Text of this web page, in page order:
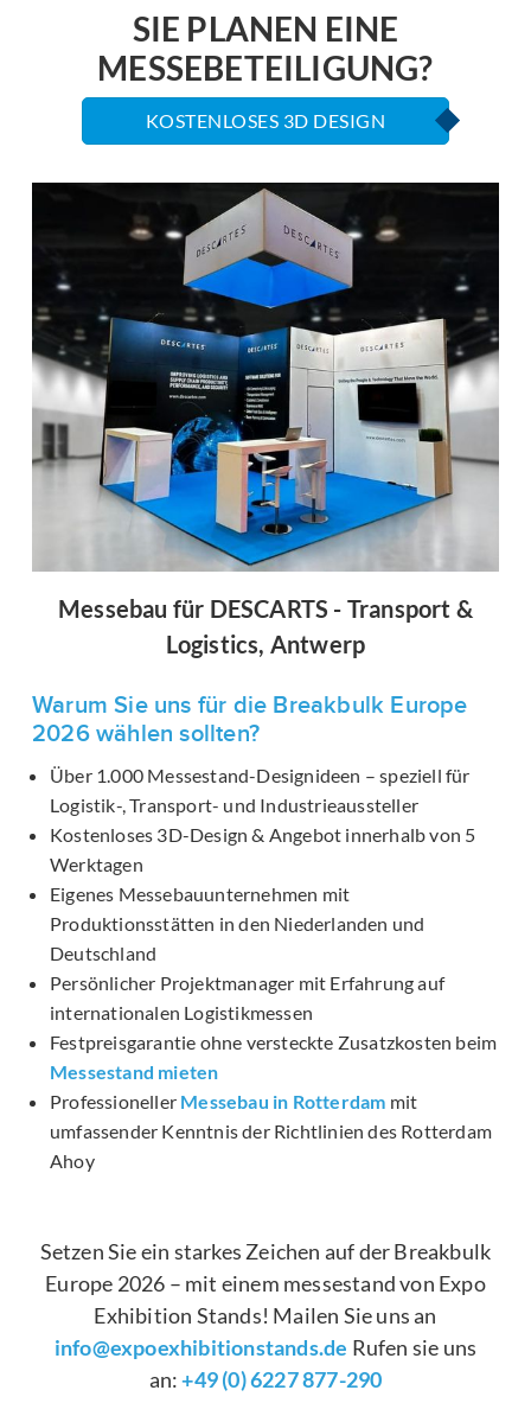
SIE PLANEN EINE
MESSEBETEILIGUNG?
KOSTENLOSES 3D DESIGN
Messebau für DESCARTS - Transport &
Logistics, Antwerp
Warum Sie uns für die Breakbulk Europe
2026 wählen sollten?
Über 1.000 Messestand-Designideen – speziell für
Logistik-, Transport- und Industrieaussteller
Kostenloses 3D-Design & Angebot innerhalb von 5
Werktagen
Eigenes Messebauunternehmen mit
Produktionsstätten in den Niederlanden und
Deutschland
Persönlicher Projektmanager mit Erfahrung auf
internationalen Logistikmessen
Festpreisgarantie ohne versteckte Zusatzkosten beim
Messestand mieten
Professioneller Messebau in Rotterdam mit
umfassender Kenntnis der Richtlinien des Rotterdam
Ahoy
Setzen Sie ein starkes Zeichen auf der Breakbulk
Europe 2026 – mit einem messestand von Expo
Exhibition Stands! Mailen Sie uns an
info@expoexhibitionstands.de Rufen sie uns
an:+49 (0) 6227 877-290